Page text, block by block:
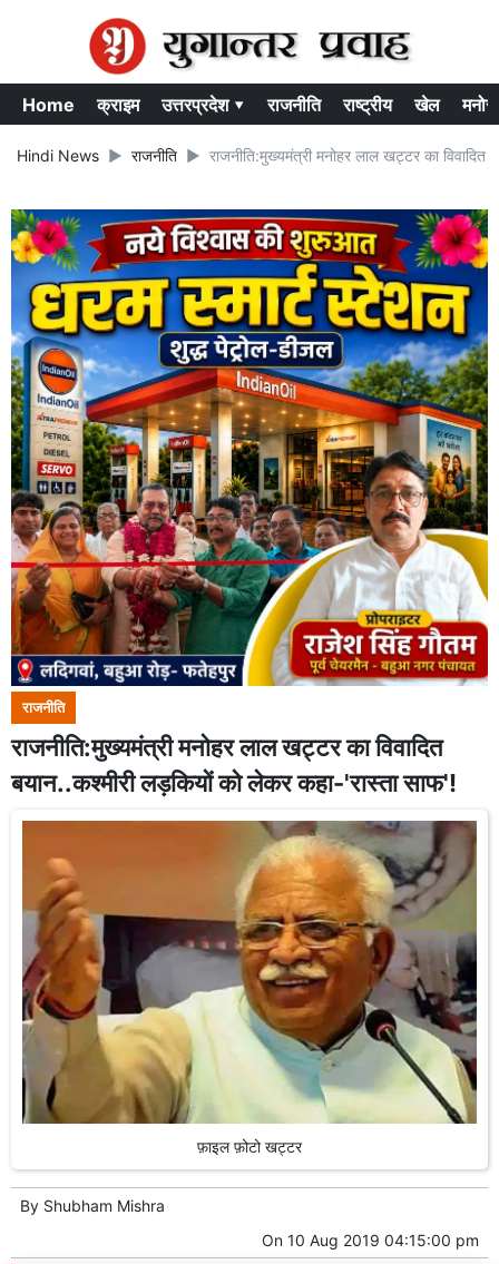
Home क्राइम उत्तरप्रदेश ▾ राजनीति राष्ट्रीय खेल
Hindi News राजनीति राजनीति:मुख्यमंत्री मनोहर लाल खट्टर का
राजनीति
राजनीति:मुख्यमंत्री मनोहर लाल खट्टर का विवादित
बयान..कश्मीरी लड़कियों को लेकर कहा-'रास्ता साफ'!
फ़ाइल फ़ोटो खट्टर
By Shubham Mishra
On 10 Aug 2019 04:15:00 pm